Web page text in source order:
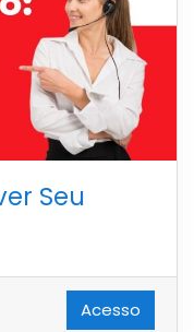
Seu
Acesso